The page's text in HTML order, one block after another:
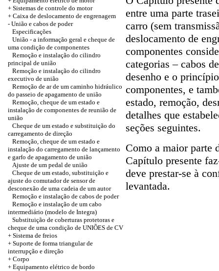
+ Sistemas de controle do motor
+ Caixa de deslocamento de engrenagem
- União e cabos de poder
Especificações
União - a informação geral e cheque de
uma condição de componentes
Remoção e instalação do cilindro
principal de união
Remoção e instalação do cilindro
executivo de união
Remoção de ar de um caminho hidráulico
do passeio de apagamento de união
Remoção, cheque de um estado e
instalação de componentes de reunião de
união
Cheque de um estado e substituição do
carregamento de direção
Remoção, cheque de um estado e
instalação do carregamento de lançamento
e garfo de apagamento de união
Ajuste de um pedal de união
Cheque de um estado, substituição e
ajuste do comutador de sensor de
desconexão de uma cadeia de um autor
Remoção e instalação de cabos de poder
Remoção e instalação de um cabo
intermediário (modelo de Integra)
Substituição de coberturas protetoras e
cheque de uma condição de UNIÕES de CV
+ Sistema de freios
+ Suporte de forma triangular de
interrupção e direção
+ Corpo
+ Equipamento elétrico de bordo
entre uma parte
carro (sem
deslocamento de
componentes
categorias – cabos
desenho e o
componentes, e
estado, remoção,
detalhes que
seções seguintes.
Como a maior parte
Capítulo presente
deve prestar-se à
levantada.